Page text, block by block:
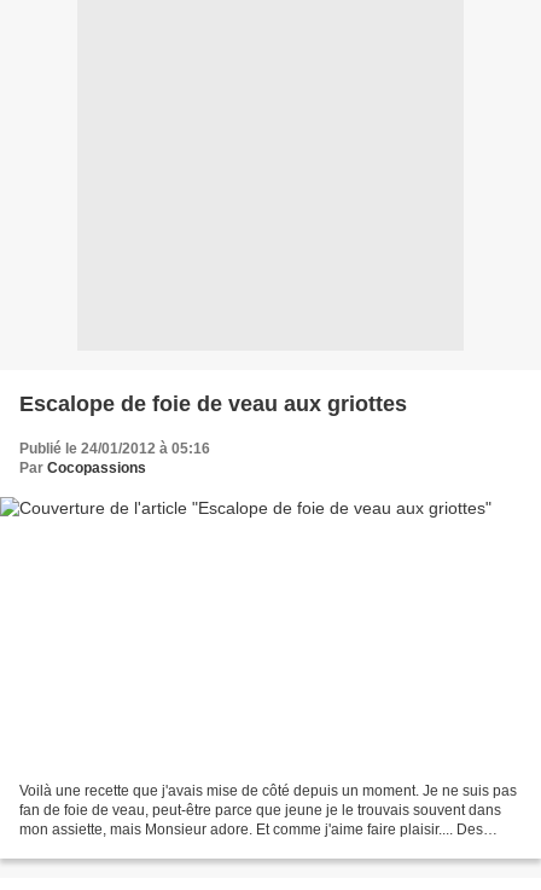
Escalope de foie de veau aux griottes
Publié le 24/01/2012 à 05:16
Par Cocopassions
Voilà une recette que j'avais mise de côté depuis un moment. Je ne suis pas
fan de foie de veau, peut-être parce que jeune je le trouvais souvent dans
mon assiette, mais Monsieur adore. Et comme j'aime faire plaisir.... Des